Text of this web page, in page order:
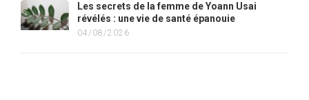
Les secrets de la femme de Yoann Usai
révélés : une vie de santé épanouie
04/08/2026